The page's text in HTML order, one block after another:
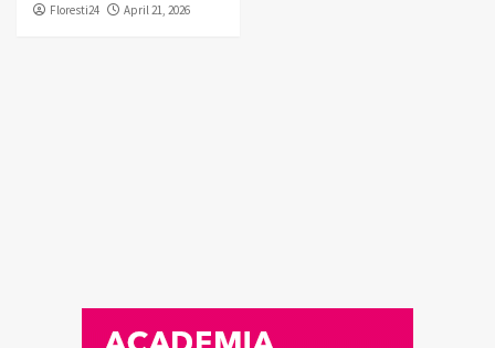
Floresti24 April 21, 2026